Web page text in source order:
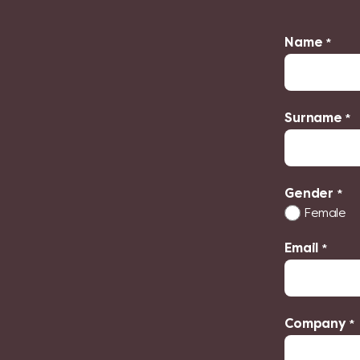
Name *
Surname *
Gender *
Female
Email *
Company *